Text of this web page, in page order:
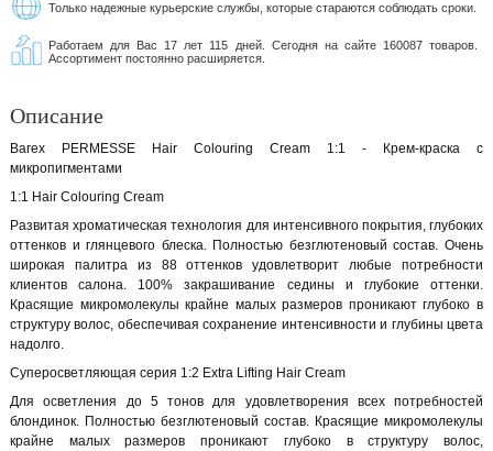
Только надежные курьерские службы, которые стараются соблюдать сроки.
Работаем для Вас 17 лет 115 дней. Сегодня на сайте 160087 товаров.
Ассортимент постоянно расширяется.
Описание
Barex PERMESSE Hair Colouring Cream 1:1 - Крем-краска с
микропигментами
1:1 Hair Colouring Cream
Развитая хроматическая технология для интенсивного покрытия, глубоких
оттенков и глянцевого блеска. Полностью безглютеновый состав. Очень
широкая палитра из 88 оттенков удовлетворит любые потребности
клиентов салона. 100% закрашивание седины и глубокие оттенки.
Красящие микромолекулы крайне малых размеров проникают глубоко в
структуру волос, обеспечивая сохранение интенсивности и глубины цвета
надолго.
Суперосветляющая серия 1:2 Extra Lifting Hair Cream
Для осветления до 5 тонов для удовлетворения всех потребностей
блондинок. Полностью безглютеновый состав. Красящие микромолекулы
крайне малых размеров проникают глубоко в структуру волос,